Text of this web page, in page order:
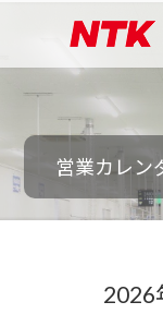
ッ
移
営業カレン